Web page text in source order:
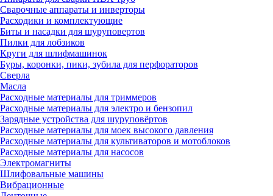
Сварочные аппараты и инверторы
Расходики и комплектующие
Биты и насадки для шуруповертов
Пилки для лобзиков
Круги для шлифмашинок
Буры, коронки, пики, зубила для перфораторов
Сверла
Масла
Расходные материалы для триммеров
Расходные материалы для электро и бензопил
Зарядные устройства для шуруповёртов
Расходные материалы для моек высокого давления
Расходные материалы для культиваторов и мотоблоков
Расходные материалы для насосов
Электромагниты
Шлифовальные машины
Вибрационные